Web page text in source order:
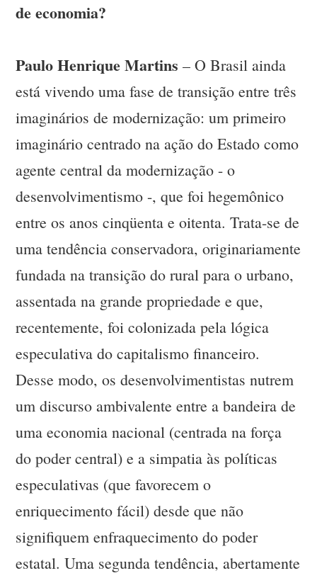
de economia?
Paulo Henrique Martins – O Brasil ainda
está vivendo uma fase de transição entre três
imaginários de modernização: um primeiro
imaginário centrado na ação do Estado como
agente central da modernização - o
desenvolvimentismo -, que foi hegemônico
entre os anos cinqüenta e oitenta. Trata-se de
uma tendência conservadora, originariamente
fundada na transição do rural para o urbano,
assentada na grande propriedade e que,
recentemente, foi colonizada pela lógica
especulativa do capitalismo financeiro.
Desse modo, os desenvolvimentistas nutrem
um discurso ambivalente entre a bandeira de
uma economia nacional (centrada na força
do poder central) e a simpatia às políticas
especulativas (que favorecem o
enriquecimento fácil) desde que não
signifiquem enfraquecimento do poder
estatal. Uma segunda tendência, abertamente